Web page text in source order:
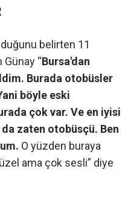
belirten 11
Günay “Bursa'dan
Burada otobüsler
böyle eski
çok var. Ve en iyisi
zaten otobüsçü. Ben
O yüzden buraya
ama çok sesli” diye